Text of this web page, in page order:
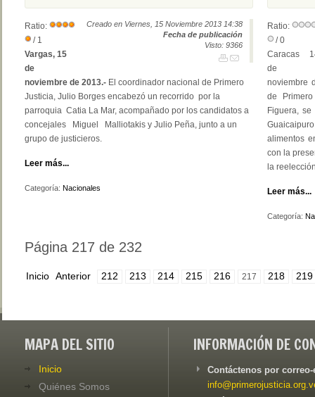
Creado en Viernes, 15 Noviembre 2013 14:38
Fecha de publicación
Visto: 9366
Ratio:
/ 1
Vargas, 15
de
noviembre de 2013.- El coordinador nacional de Primero
Justicia, Julio Borges encabezó un recorrido por la
parroquia Catia La Mar, acompañado por los candidatos a
concejales Miguel Malliotakis y Julio Peña, junto a un
grupo de justicieros.
Leer más...
Categoría: Nacionales
Ratio:
/ 0
Caracas
de
noviembre
de
Figuera,
alimentos
con la
la
Leer más...
Categoría:
Página 217 de 232
Inicio Anterior 212 213 214 215 216 217 218 219
MAPA DEL SITIO
Inicio
Quiénes Somos
INFORMACIÓN DE
Contáctenos por